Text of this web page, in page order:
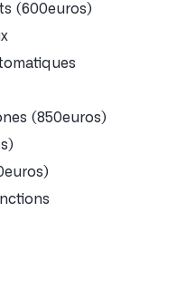
(600euros)
(850euros)